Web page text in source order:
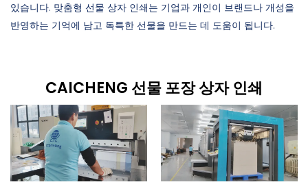
있습니다. 맞춤형 선물 상자 인쇄는 기업과 개인이 브랜드나 개성을
반영하는 기억에 남고 독특한 선물을 만드는 데 도움이 됩니다.
CAICHENG 선물 포장 상자 인쇄